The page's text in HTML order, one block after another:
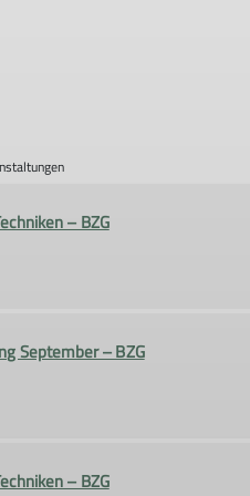
– BZG
September – BZG
– BZG